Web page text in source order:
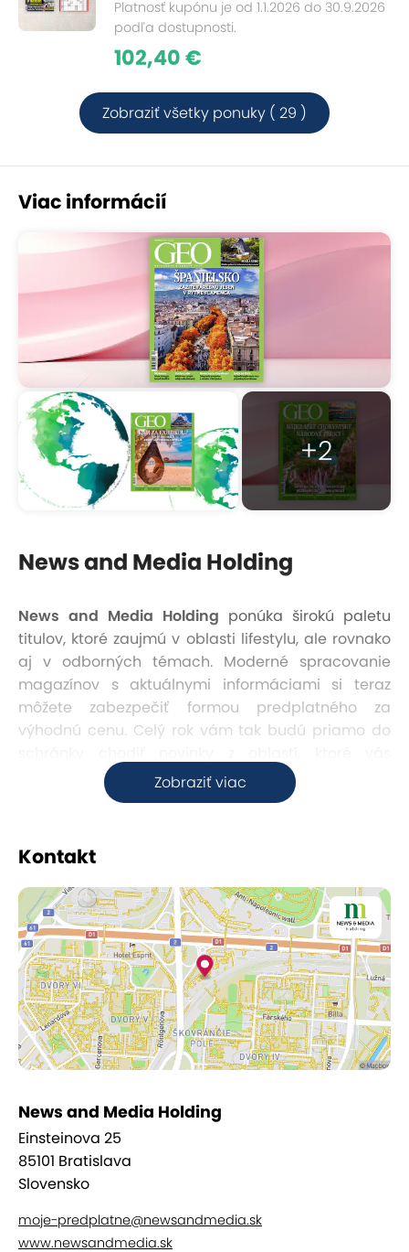
Platnosť kupónu je od 1.1.2026 do 30.9.2026
podľa dostupnosti.
102,40 €
Zobraziť všetky ponuky ( 29 )
Viac informácií
+2
Zobraziť viac
News and Media Holding
News and Media Holding ponúka širokú paletu
titulov, ktoré zaujmú v oblasti lifestylu, ale rovnako
aj v odborných témach. Moderné spracovanie
magazínov s aktuálnymi informáciami si teraz
môžete zabezpečiť formou predplatného za
výhodnú cenu. Celý rok vám tak budú priamo do
zaujímajú. Okrem čerstvých informácií a tipov vám
navyše odpadne starosť so zháňaním aktuálneho
Kontakt
News and Media Holding
Einsteinova 25
85101 Bratislava
Slovensko
moje-predplatne@newsandmedia.sk
www.newsandmedia.sk